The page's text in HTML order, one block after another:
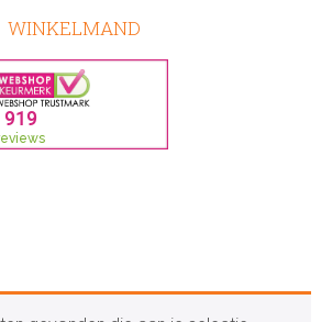
WINKELMAND